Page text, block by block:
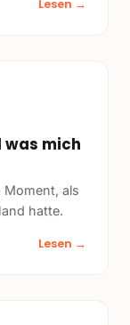
Lesen →
was mich
Moment, als
hatte.
Lesen →